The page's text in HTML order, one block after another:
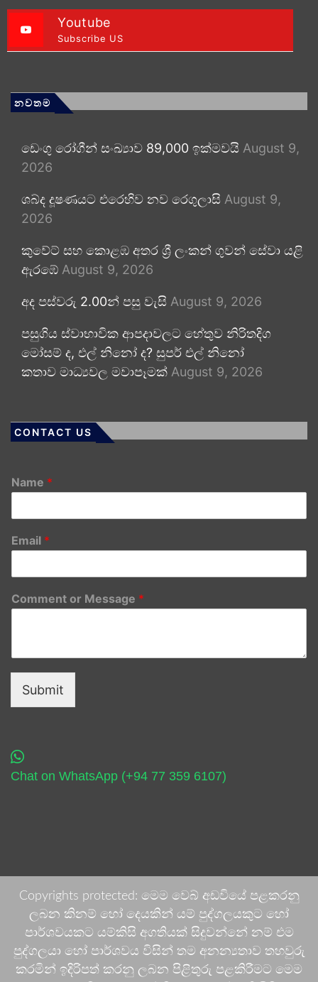
Youtube
Subscribe US
නවතම
ඩෙංගු රෝගීන් සංඛ්‍යාව 89,000 ඉක්මවයි August 9,
2026
ශබ්ද දූෂණයට එරෙහිව නව රෙගුලාසි August 9,
2026
කුවේට් සහ කොළඹ අතර ශ්‍රී ලංකන් ගුවන් සේවා යළි
ඇරඹේ August 9, 2026
අද පස්වරු 2.00න් පසු වැසි August 9, 2026
පසුගිය ස්වාභාවික ආපදාවලට හේතුව නිරිතදිග
මෝසම් ද, එල් නිනෝ ද? සුපර් එල් නිනෝ
කතාව මාධ්‍යවල මවාපෑමක් August 9, 2026
CONTACT US
Name *
Email *
Comment or Message *
Submit
Chat on WhatsApp (+94 77 359 6107)
Copyrights protected: මෙම වෙබ් අඩවියේ පළකරනු
ලබන කිනම් හෝ දෙයකින් යම් පුද්ගලයකුට හෝ
පාර්ශවයකට යම්කිසි අගතියක් සිදුවන්නේ නම් එම
පුද්ගලයා හෝ පාර්ශවය විසින් තම අනන්‍යතාව තහවුරු
කරමින් ඉදිරිපත් කරනු ලබන පිළිතුරු පළකිරීමට මෙම